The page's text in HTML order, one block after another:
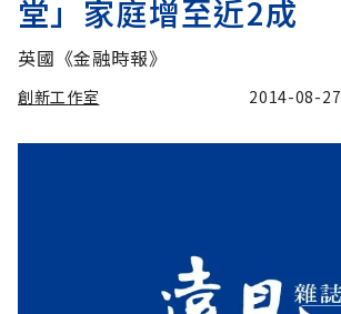
堂」家庭增至近2成
英國《金融時報》
創新工作室 2014-08-27